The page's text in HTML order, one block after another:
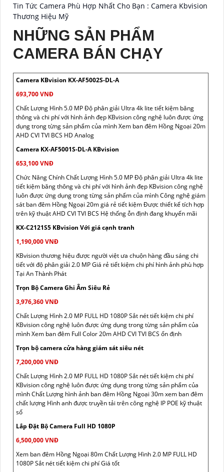
Tin Tức Camera Phù Hợp Nhất Cho Bạn : Camera Kbvision
Thương Hiệu Mỹ
NHỮNG SẢN PHẨM
CAMERA BÁN CHẠY
Camera KBvision KX-AF5002S-DL-A
693,700 VNĐ
Chất Lượng Hình 5.0 MP Độ phân giải Ultra 4k lite tiết kiệm băng
thông và chi phí với hình ảnh đẹp KBvision công nghệ luôn được ứng
dụng trong từng sản phẩm của mình Xem ban đêm Hồng Ngoại 20m
AHD CVI TVI BCS HD Analog
Camera KX-AF5001S-DL-A KBvision
653,100 VNĐ
Chức Năng Chính Chất Lượng Hình 5.0 MP Độ phân giải Ultra 4k lite
tiết kiệm băng thông và chi phí với hình ảnh đẹp KBvision công nghệ
luôn được ứng dụng trong từng sản phẩm của mình Công nghệ giám
sát ban đêm Hồng Ngoại 20m giá rẻ tiết kiệm Được thiết kế tích hợp
trên kỹ thuật AHD CVI TVI BCS Hệ thống ỗn định đang khuyến mãi
KX-C2121S5 KBvision Với giá cạnh tranh
1,190,000 VNĐ
KBvision thương hiệu được người việt ưa chuộn hàng đầu sáng chi
tiết với độ phân giải 2.0 MP Giá rẻ tiết kiệm chi phí hình ảnh phù hợp
Tại An Thành Phát
Trọn Bộ Camera Ghi Âm Siêu Rẻ
3,976,360 VNĐ
Chất Lượng Hình 2.0 MP FULL HD 1080P Sắt nét tiết kiệm chi phí
KBvision công nghệ luôn được ứng dụng trong từng sản phẩm của
mình Xem ban đêm Full Color 20m AHD CVI TVI BCS ổn định
Trọn bộ camera cửa hàng giám sát siêu nét
7,200,000 VNĐ
Chất Lượng Hình 2.0 MP FULL HD 1080P Sắt nét tiết kiệm chi phí
KBvision công nghệ luôn được ứng dụng trong từng sản phẩm của
mình Chất Lượng hình ảnh ban đêm Hồng Ngoại 30m xem ban đêm
chất lượng Hình anh được truyền tải trên công nghệ IP POE kỹ thuật
số
Lắp Đặt Bộ Camera Full HD 1080P
6,500,000 VNĐ
Xem ban đêm Hồng Ngoại 80m Chất Lượng Hình 2.0 MP FULL HD
1080P Sắt nét tiết kiệm chi phí Giá tốt